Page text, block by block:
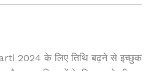
2024 के लिए तिथि बढ़ने से इच्छुक